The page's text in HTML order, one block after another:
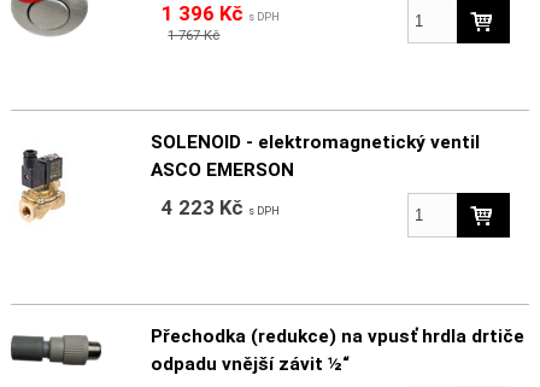
1 396 Kč s DPH
1 767 Kč
SOLENOID - elektromagnetický ventil
ASCO EMERSON
4 223 Kč s DPH
Přechodka (redukce) na vpusť hrdla drtiče
odpadu vnější závit ½“